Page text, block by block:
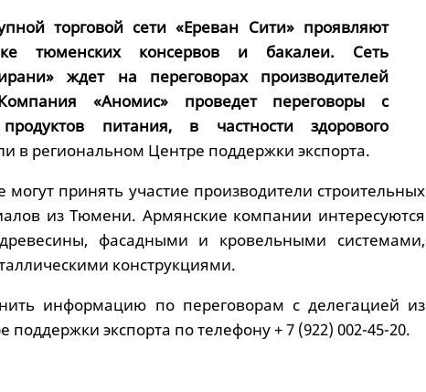
торговой сети «Ереван Сити» проявляют
тюменских консервов и бакалеи. Сеть
ждет на переговорах производителей
«Аномис» проведет переговоры с
питания, в частности здорового
в региональном Центре поддержки экспорта.
могут принять участие производители строительных
из Тюмени. Армянские компании интересуются
фасадными и кровельными системами,
конструкциями.
информацию по переговорам с делегацией из
экспорта по телефону + 7 (922) 002-45-20.